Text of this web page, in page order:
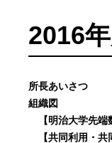
2016
所長あいさつ
組織図
【明治大学先端
【共同利用・共